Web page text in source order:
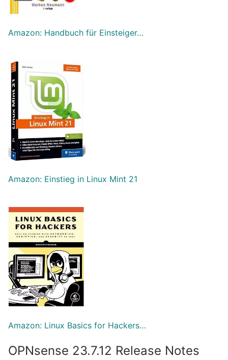
Amazon: Handbuch für Einsteiger…
Amazon: Einstieg in Linux Mint 21
Amazon: Linux Basics for Hackers…
OPNsense 23.7.12 Release Notes